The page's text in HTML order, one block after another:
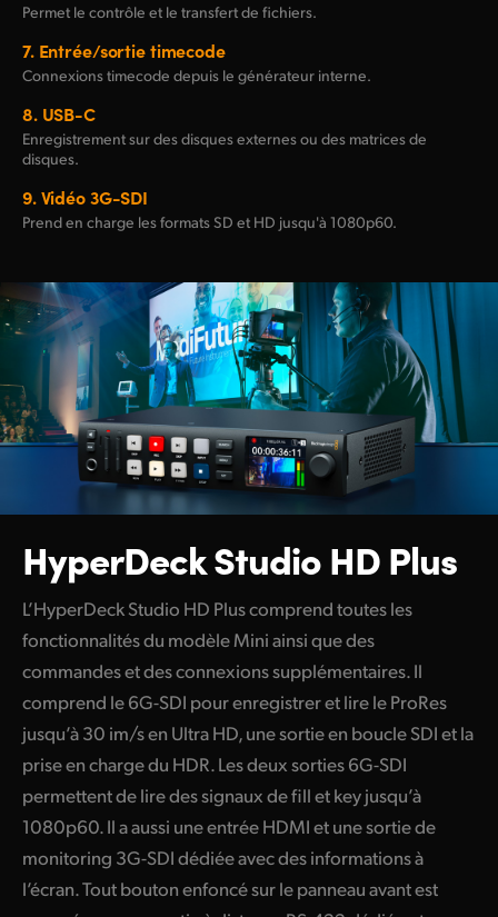
Permet le contrôle et le transfert de fichiers.
7.Entrée/sortie timecode
Connexions timecode depuis le générateur interne.
8.USB-C
Enregistrement sur des disques externes ou des matrices de
disques.
9.Vidéo 3G-SDI
Prend en charge les formats SD et HD jusqu'à 1080p60.
HyperDeck Studio HD Plus
L’HyperDeck Studio HD Plus comprend toutes les
fonctionnalités du modèle Mini ainsi que des
commandes et des connexions supplémentaires. Il
comprend le 6G-SDI pour enregistrer et lire le ProRes
jusqu’à 30 im/s en Ultra HD, une sortie en boucle SDI et la
prise en charge du HDR. Les deux sorties 6G-SDI
permettent de lire des signaux de fill et key jusqu’à
1080p60. Il a aussi une entrée HDMI et une sortie de
monitoring 3G-SDIdédiée avec des informations à
l’écran. Tout bouton enfoncé sur le panneau avant est